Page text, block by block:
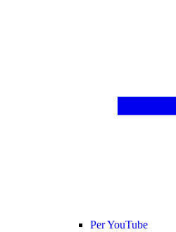
Per YouTube